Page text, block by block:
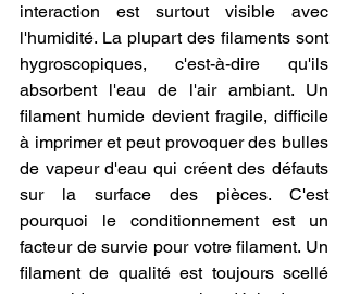
interaction est surtout visible avec
l'humidité. La plupart des filaments sont
hygroscopiques, c'est-à-dire qu'ils
absorbent l'eau de l'air ambiant. Un
filament humide devient fragile, difficile
à imprimer et peut provoquer des bulles
de vapeur d'eau qui créent des défauts
sur la surface des pièces. C'est
pourquoi le conditionnement est un
facteur de survie pour votre filament. Un
filament de qualité est toujours scellé